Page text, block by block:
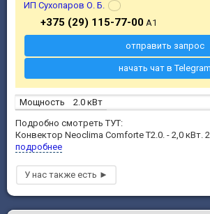
Мощность
2.0 кВт
Подробно смотреть ТУТ:
Конвектор Neoclima Comforte T2.0. - 2,0 кВт.
подробнее
ИП Сухопаров О. Б.
+375 (29) 115-77-00A1
отправить запрос
начать чат в Telegram